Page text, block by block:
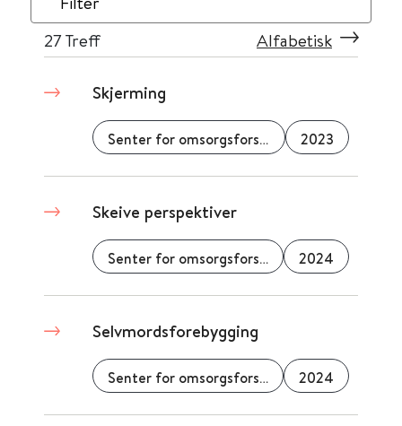
27Treff Alfabetisk
Skjerming
Senter for omsorgsforskning 2023
Skeive perspektiver
Senter for omsorgsforskning 2024
Selvmordsforebygging
Senter for omsorgsforskning 2024